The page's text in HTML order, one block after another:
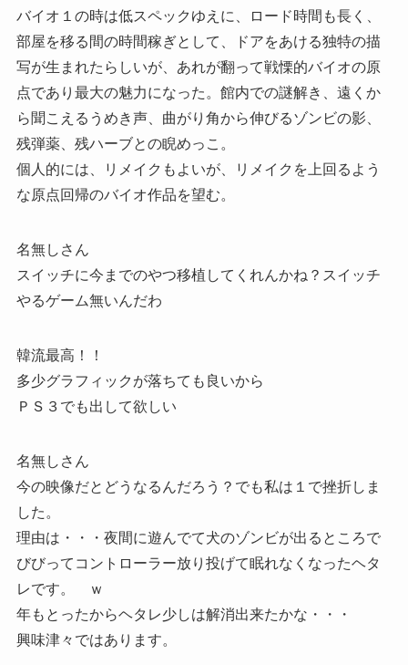
バイオ１の時は低スペックゆえに、ロード時間も長く、
部屋を移る間の時間稼ぎとして、ドアをあける独特の描
写が生まれたらしいが、あれが翻って戦慄的バイオの原
点であり最大の魅力になった。館内での謎解き、遠くか
ら聞こえるうめき声、曲がり角から伸びるゾンビの影、
残弾薬、残ハーブとの睨めっこ。
個人的には、リメイクもよいが、リメイクを上回るよう
な原点回帰のバイオ作品を望む。
名無しさん
スイッチに今までのやつ移植してくれんかね？スイッチ
やるゲーム無いんだわ
韓流最高！！
多少グラフィックが落ちても良いから
ＰＳ３でも出して欲しい
名無しさん
今の映像だとどうなるんだろう？でも私は１で挫折しま
した。
理由は・・・夜間に遊んでて犬のゾンビが出るところで
びびってコントローラー放り投げて眠れなくなったヘタ
レです。 ｗ
年もとったからヘタレ少しは解消出来たかな・・・
興味津々ではあります。